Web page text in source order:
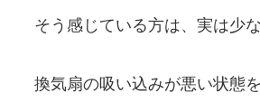
そう感じている方は、実は少
換気扇の吸い込みが悪い状態